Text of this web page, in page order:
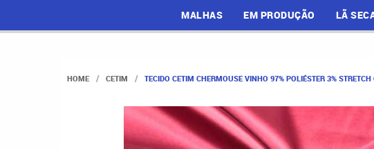
MALHAS EM PRODUÇÃO LÃ
HOME CETIM TECIDO CETIM CHERMOUSE VINHO 97% POLIÉSTER 3%